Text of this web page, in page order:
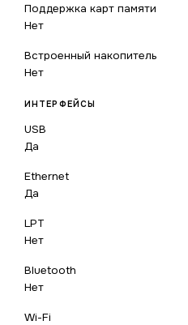
Поддержка карт памяти
Нет
Встроенный накопитель
Нет
ИНТЕРФЕЙСЫ
USB
Да
Ethernet
Да
LPT
Нет
Bluetooth
Нет
Wi-Fi